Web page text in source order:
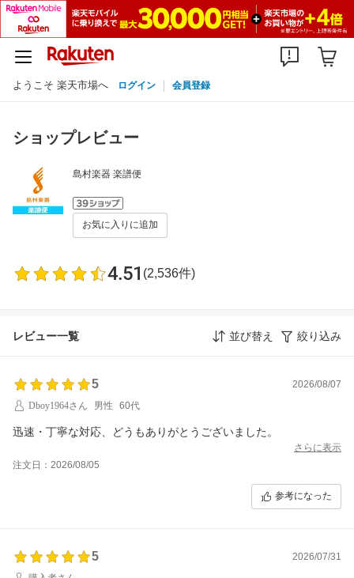
ようこそ 楽天市場へ ログイン 会員登録
ショップレビュー
島村楽器 楽譜便
お気に入りに追加
4.51 (2,536件)
レビュー一覧 並び替え 絞り込み
5
2026/08/07
Dboy1964さん
男性 60代
迅速・丁寧な対応、どうもありがとうございました。
さらに表示
注文日：2026/08/05
参考になった
5
2026/07/31